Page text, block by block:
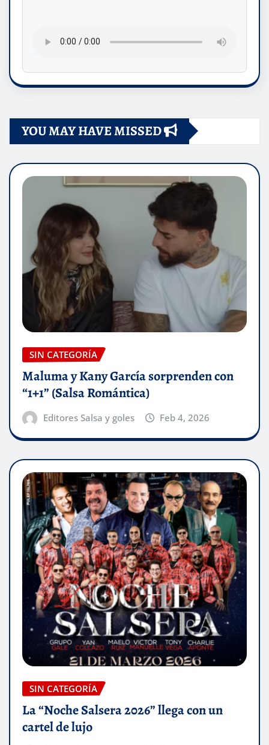
YOU MAY HAVE MISSED
SIN CATEGORÍA
Maluma y Kany García sorprenden con
“1+1” (Salsa Romántica)
Editores Salsa y goles Feb 4, 2026
SIN CATEGORÍA
La “Noche Salsera 2026” llega con un
cartel de lujo